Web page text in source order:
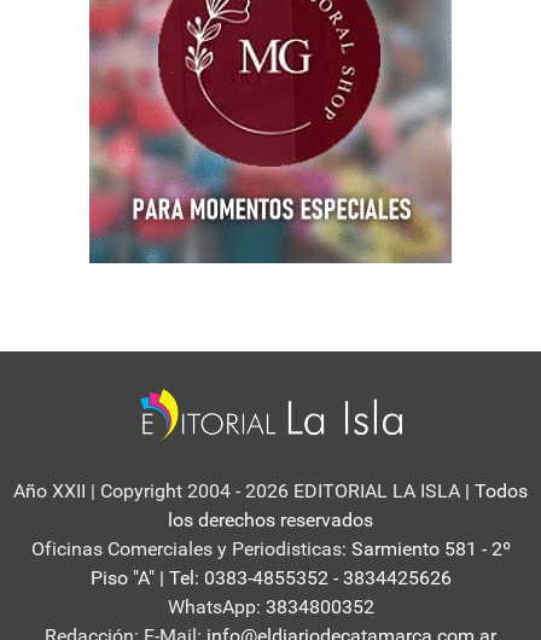
Año XXII | Copyright 2004 - 2026 EDITORIAL LA ISLA | Todos
los derechos reservados
Oficinas Comerciales y Periodisticas: Sarmiento 581 - 2º
Piso "A" | Tel: 0383-4855352 - 3834425626
WhatsApp: 3834800352